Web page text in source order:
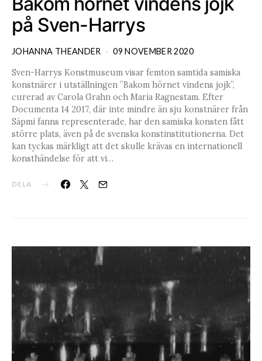
på Sven-Harrys
JOHANNA THEANDER 09 NOVEMBER 2020
Sven-Harrys Konstmuseum visar femton samtida samiska
konstnärer i utställningen ”Bakom hörnet vindens jojk”,
curerad av Carola Grahn och Maria Ragnestam. Efter
Documenta 14 2017, där inte mindre än sju konstnärer från
Sápmi fanns representerade, har den samiska konsten fått
större plats, även på de svenska konstinstitutionerna. Det
kan tyckas märkligt att det skulle krävas en internationell
konsthändelse för att vi…
DELA